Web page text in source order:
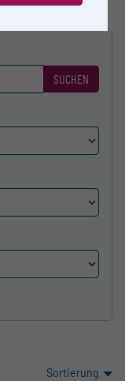
SUCHEN
Sortierung